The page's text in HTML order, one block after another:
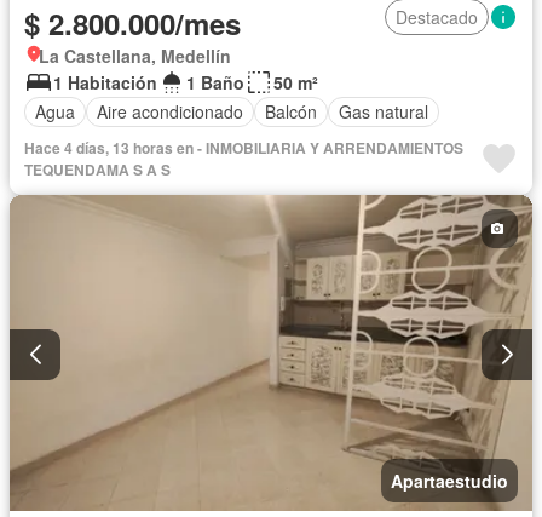
$ 2.800.000/mes
Destacado
La Castellana, Medellín
1 Habitación
1 Baño
50 m²
Agua
Aire acondicionado Balcón Gas natural
Hace 4 días, 13 horas en - INMOBILIARIA Y ARRENDAMIENTOS
TEQUENDAMA S A S
Apartaestudio